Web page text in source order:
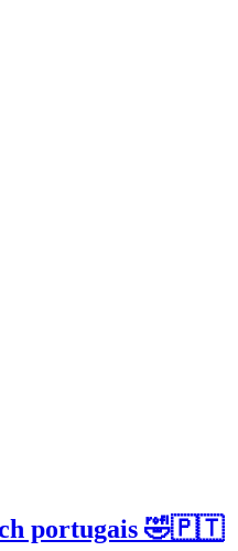
portugais 🤣🇵🇹